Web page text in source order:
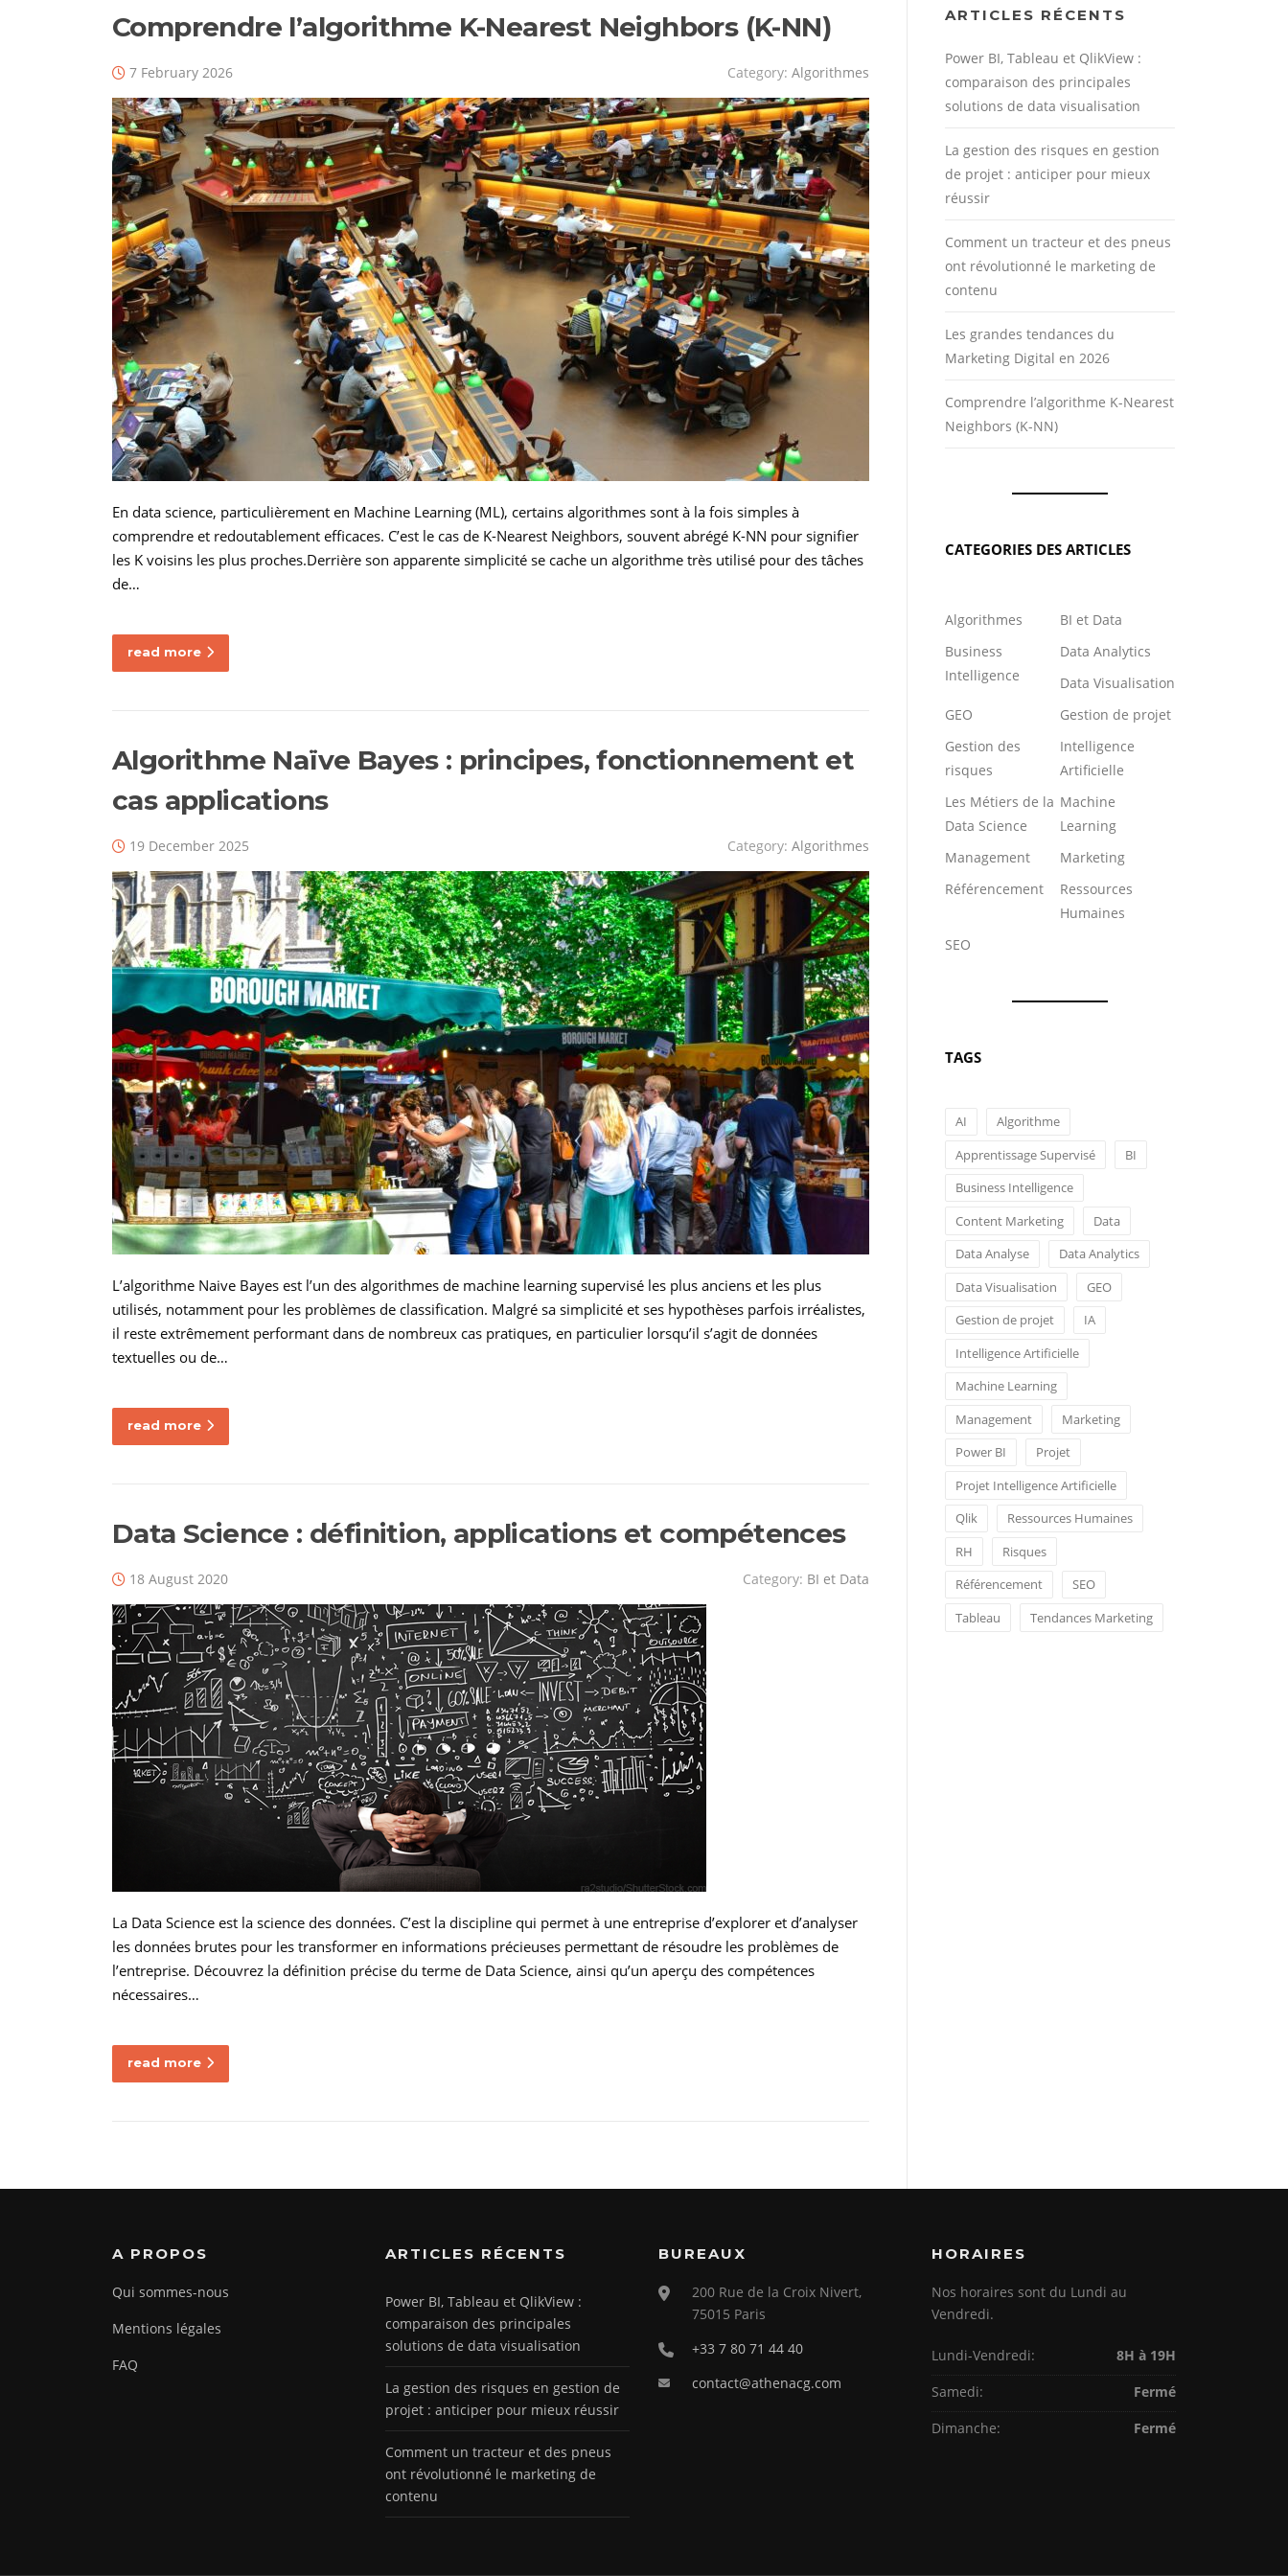
Comprendre l’algorithme K-Nearest Neighbors (K-NN)
7 February 2026 Category: Algorithmes
En data science, particulièrement en Machine Learning (ML), certains algorithmes sont à la fois simples à
comprendre et redoutablement efficaces. C’est le cas de K-Nearest Neighbors, souvent abrégé K-NN pour signifier
les K voisins les plus proches.Derrière son apparente simplicité se cache un algorithme très utilisé pour des tâches
de…
read more
Algorithme Naïve Bayes : principes, fonctionnement et
cas applications
19 December 2025 Category: Algorithmes
L’algorithme Naive Bayes est l’un des algorithmes de machine learning supervisé les plus anciens et les plus
utilisés, notamment pour les problèmes de classification. Malgré sa simplicité et ses hypothèses parfois irréalistes,
il reste extrêmement performant dans de nombreux cas pratiques, en particulier lorsqu’il s’agit de données
textuelles ou de…
read more
Data Science : définition, applications et compétences
18 August 2020 Category: BI et Data
La Data Science est la science des données. C’est la discipline qui permet à une entreprise d’explorer et d’analyser
les données brutes pour les transformer en informations précieuses permettant de résoudre les problèmes de
l’entreprise. Découvrez la définition précise du terme de Data Science, ainsi qu’un aperçu des compétences
nécessaires…
read more
ARTICLES RÉCENTS
Power BI, Tableau et QlikView :
comparaison des principales
solutions de data visualisation
La gestion des risques en gestion
de projet : anticiper pour mieux
réussir
Comment un tracteur et des pneus
ont révolutionné le marketing de
contenu
Les grandes tendances du
Marketing Digital en 2026
Comprendre l’algorithme K-Nearest
Neighbors (K-NN)
CATEGORIES DES ARTICLES
Algorithmes
BI et Data
Business
Intelligence
Data Analytics
Data Visualisation
GEO
Gestion de projet
Gestion des
risques
Intelligence
Artificielle
Les Métiers de la
Data Science
Machine
Learning
Management
Marketing
Référencement
Ressources
Humaines
SEO
TAGS
AI
Algorithme
Apprentissage Supervisé
BI
Business Intelligence
Content Marketing
Data
Data Analyse
Data Analytics
Data Visualisation
GEO
Gestion de projet
IA
Intelligence Artificielle
Machine Learning
Management
Marketing
Power BI
Projet
Projet Intelligence Artificielle
Qlik
Ressources Humaines
RH
Risques
Référencement
SEO
Tableau
Tendances Marketing
A PROPOS
Qui sommes-nous
Mentions légales
FAQ
ARTICLES RÉCENTS
Power BI, Tableau et QlikView :
comparaison des principales
solutions de data visualisation
La gestion des risques en gestion de
projet : anticiper pour mieux réussir
Comment un tracteur et des pneus
ont révolutionné le marketing de
contenu
BUREAUX
200 Rue de la Croix Nivert,
75015 Paris
+33 7 80 71 44 40
contact@athenacg.com
HORAIRES
Nos horaires sont du Lundi au
Vendredi.
Lundi-Vendredi:
8H à 19H
Samedi:
Fermé
Dimanche:
Fermé